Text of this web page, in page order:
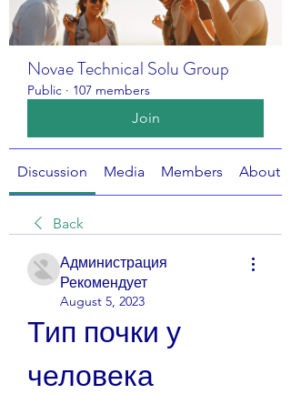
Novae Technical Solu Group
Public · 107 members
Join
Discussion Media Members About
Back
Администрация
Рекомендует
August 5, 2023
Тип почки у
человека